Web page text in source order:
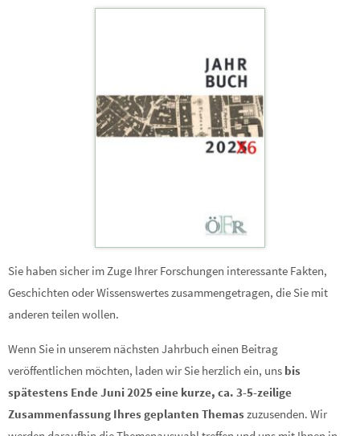
Sie haben sicher im Zuge Ihrer Forschungen interessante Fakten,
Geschichten oder Wissenswertes zusammengetragen, die Sie mit
anderen teilen wollen.
Wenn Sie in unserem nächsten Jahrbuch einen Beitrag
veröffentlichen möchten, laden wir Sie herzlich ein, uns bis
spätestens Ende Juni 2025 eine kurze, ca. 3-5-zeilige
Zusammenfassung Ihres geplanten Themas zuzusenden. Wir